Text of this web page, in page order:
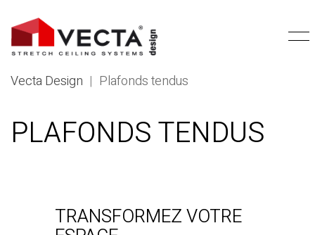
Vecta Design | Plafonds tendus
PLAFONDS TENDUS
TRANSFORMEZ VOTRE